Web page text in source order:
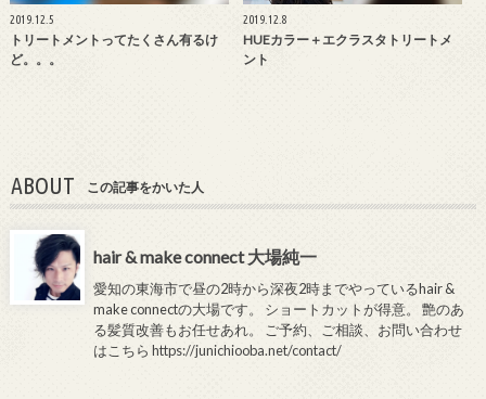
2019.12.5
トリートメントってたくさん有るけ
ど。。。
2019.12.8
HUEカラー＋エクラスタトリートメ
ント
ABOUT この記事をかいた人
hair & make connect 大場純一
愛知の東海市で昼の2時から深夜2時までやっているhair &
make connectの大場です。 ショートカットが得意。 艶のあ
る髪質改善もお任せあれ。 ご予約、ご相談、お問い合わせ
はこちらhttps://junichiooba.net/contact/